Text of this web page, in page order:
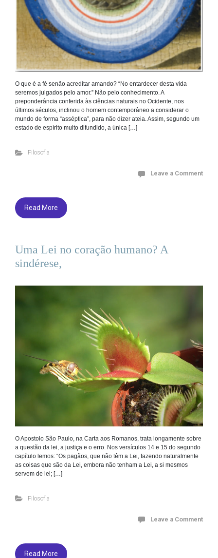
O que é a fé senão acreditar amando? “No entardecer desta vida
seremos julgados pelo amor.” Não pelo conhecimento. A
preponderância conferida às ciências naturais no Ocidente, nos
últimos séculos, inclinou o homem contemporâneo a considerar o
mundo de forma “asséptica”, para não dizer ateia. Assim, segundo um
estado de espírito muito difundido, a única […]
Filosofia
Leave a Comment
Read More
Uma Lei no coração humano? A
sindérese,
O Apostolo São Paulo, na Carta aos Romanos, trata longamente sobre
a questão da lei, a justiça e o erro. Nos versículos 14 e 15 do segundo
capítulo lemos: “Os pagãos, que não têm a Lei, fazendo naturalmente
as coisas que são da Lei, embora não tenham a Lei, a si mesmos
servem de lei; […]
Filosofia
Leave a Comment
Read More